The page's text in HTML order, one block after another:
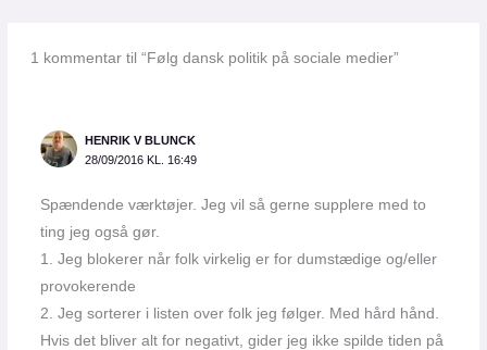
1 kommentar til “Følg dansk politik på sociale medier”
HENRIK V BLUNCK
28/09/2016 KL. 16:49
Spændende værktøjer. Jeg vil så gerne supplere med to
ting jeg også gør.
1. Jeg blokerer når folk virkelig er for dumstædige og/eller
provokerende
2. Jeg sorterer i listen over folk jeg følger. Med hård hånd.
Hvis det bliver alt for negativt, gider jeg ikke spilde tiden på